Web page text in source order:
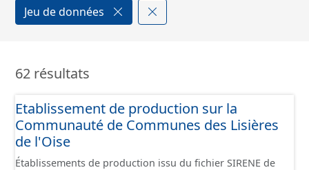
Jeu de données
62 résultats
Etablissement de production sur la
Communauté de Communes des Lisières
de l'Oise
Établissements de production issu du fichier SIRENE de